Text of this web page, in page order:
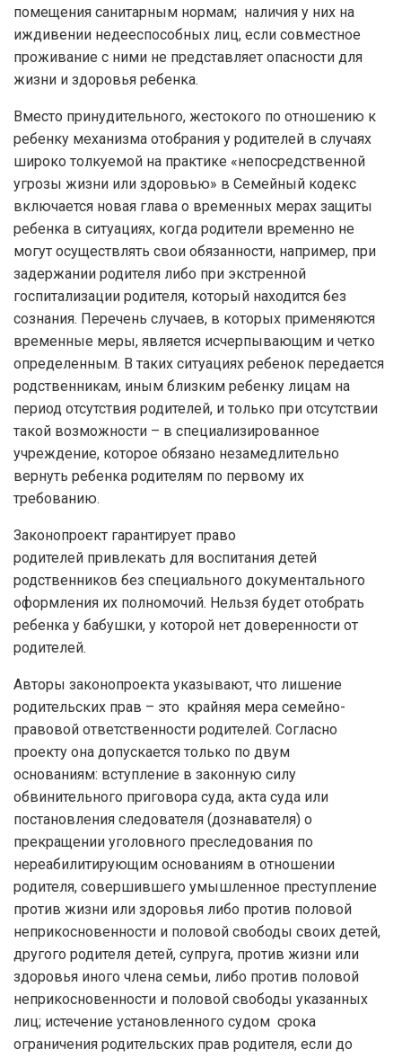
помещения санитарным нормам; наличия у них на
иждивении недееспособных лиц, если совместное
проживание с ними не представляет опасности для
жизни и здоровья ребенка.
Вместо принудительного, жестокого по отношению к
ребенку механизма отобрания у родителей в случаях
широко толкуемой на практике «непосредственной
угрозы жизни или здоровью» в Семейный кодекс
включается новая глава о временных мерах защиты
ребенка в ситуациях, когда родители временно не
могут осуществлять свои обязанности, например, при
задержании родителя либо при экстренной
госпитализации родителя, который находится без
сознания. Перечень случаев, в которых применяются
временные меры, является исчерпывающим и четко
определенным. В таких ситуациях ребенок передается
родственникам, иным близким ребенку лицам на
период отсутствия родителей, и только при отсутствии
такой возможности – в специализированное
учреждение, которое обязано незамедлительно
вернуть ребенка родителям по первому их
требованию.
Законопроект гарантирует право
родителей привлекать для воспитания детей
родственников без специального документального
оформления их полномочий. Нельзя будет отобрать
ребенка у бабушки, у которой нет доверенности от
родителей.
Авторы законопроекта указывают, что лишение
родительских прав – это крайняя мера семейно-
правовой ответственности родителей. Согласно
проекту она допускается только по двум
основаниям: вступление в законную силу
обвинительного приговора суда, акта суда или
постановления следователя (дознавателя) о
прекращении уголовного преследования по
нереабилитирующим основаниям в отношении
родителя, совершившего умышленное преступление
против жизни или здоровья либо против половой
неприкосновенности и половой свободы своих детей,
другого родителя детей, супруга, против жизни или
здоровья иного члена семьи, либо против половой
неприкосновенности и половой свободы указанных
лиц; истечение установленного судом срока
ограничения родительских прав родителя, если до